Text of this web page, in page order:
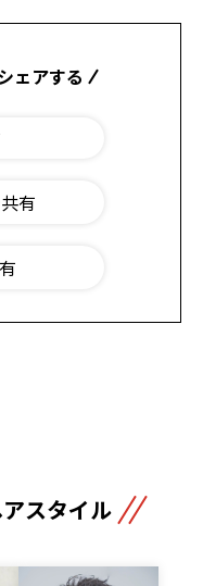
ェアする
有
スタイル